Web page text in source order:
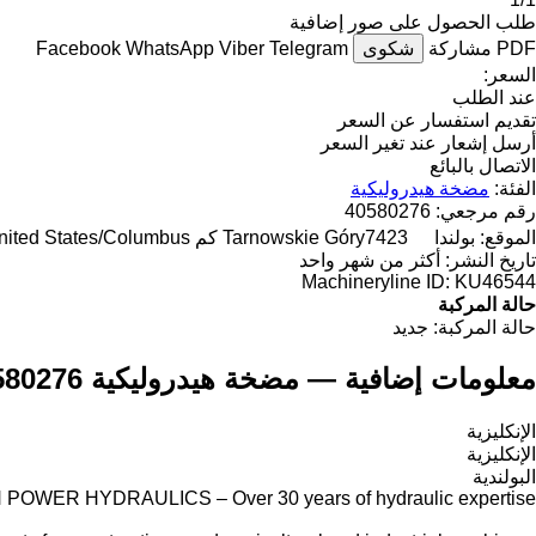
طلب الحصول على صور إضافية
PDF مشاركة شكوى Facebook WhatsApp Viber Telegram
السعر:
عند الطلب
تقديم استفسار عن السعر
أرسل إشعار عند تغير السعر
الاتصال بالبائع
الفئة: مضخة هيدروليكية
رقم مرجعي: 40580276
الموقع: بولندا Tarnowskie Góry7423 كم to "United States/Columbus"
تاريخ النشر: أكثر من شهر واحد
Machineryline ID: KU46544
حالة المركبة
حالة المركبة: جديد
معلومات إضافية — مضخة هيدروليكية OMSI Trasmissioni 40580276
الإنكليزية
الإنكليزية
البولندية
POWER HYDRAULICS – Over 30 years of hydraulic expertise.